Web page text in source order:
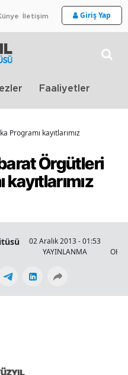
İletişim Giriş Yap
Faaliyetler
kayıtlarımız
Örgütleri
02 Aralık 2013 - 01:53
YAYINLANMA